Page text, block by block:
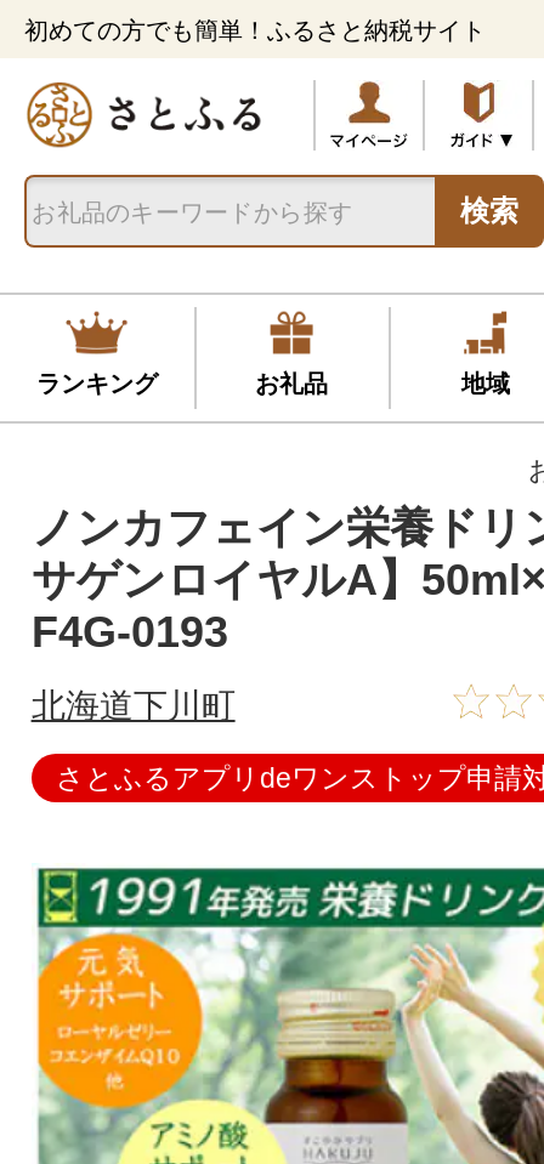
初めての方でも簡単！ふるさと納税サイト
検索
ランキング お礼品 地域
ノンカフェイン栄養ドリ
サゲンロイヤルA】
F4G-0193
北海道下川町
さとふるアプリdeワンストップ申請